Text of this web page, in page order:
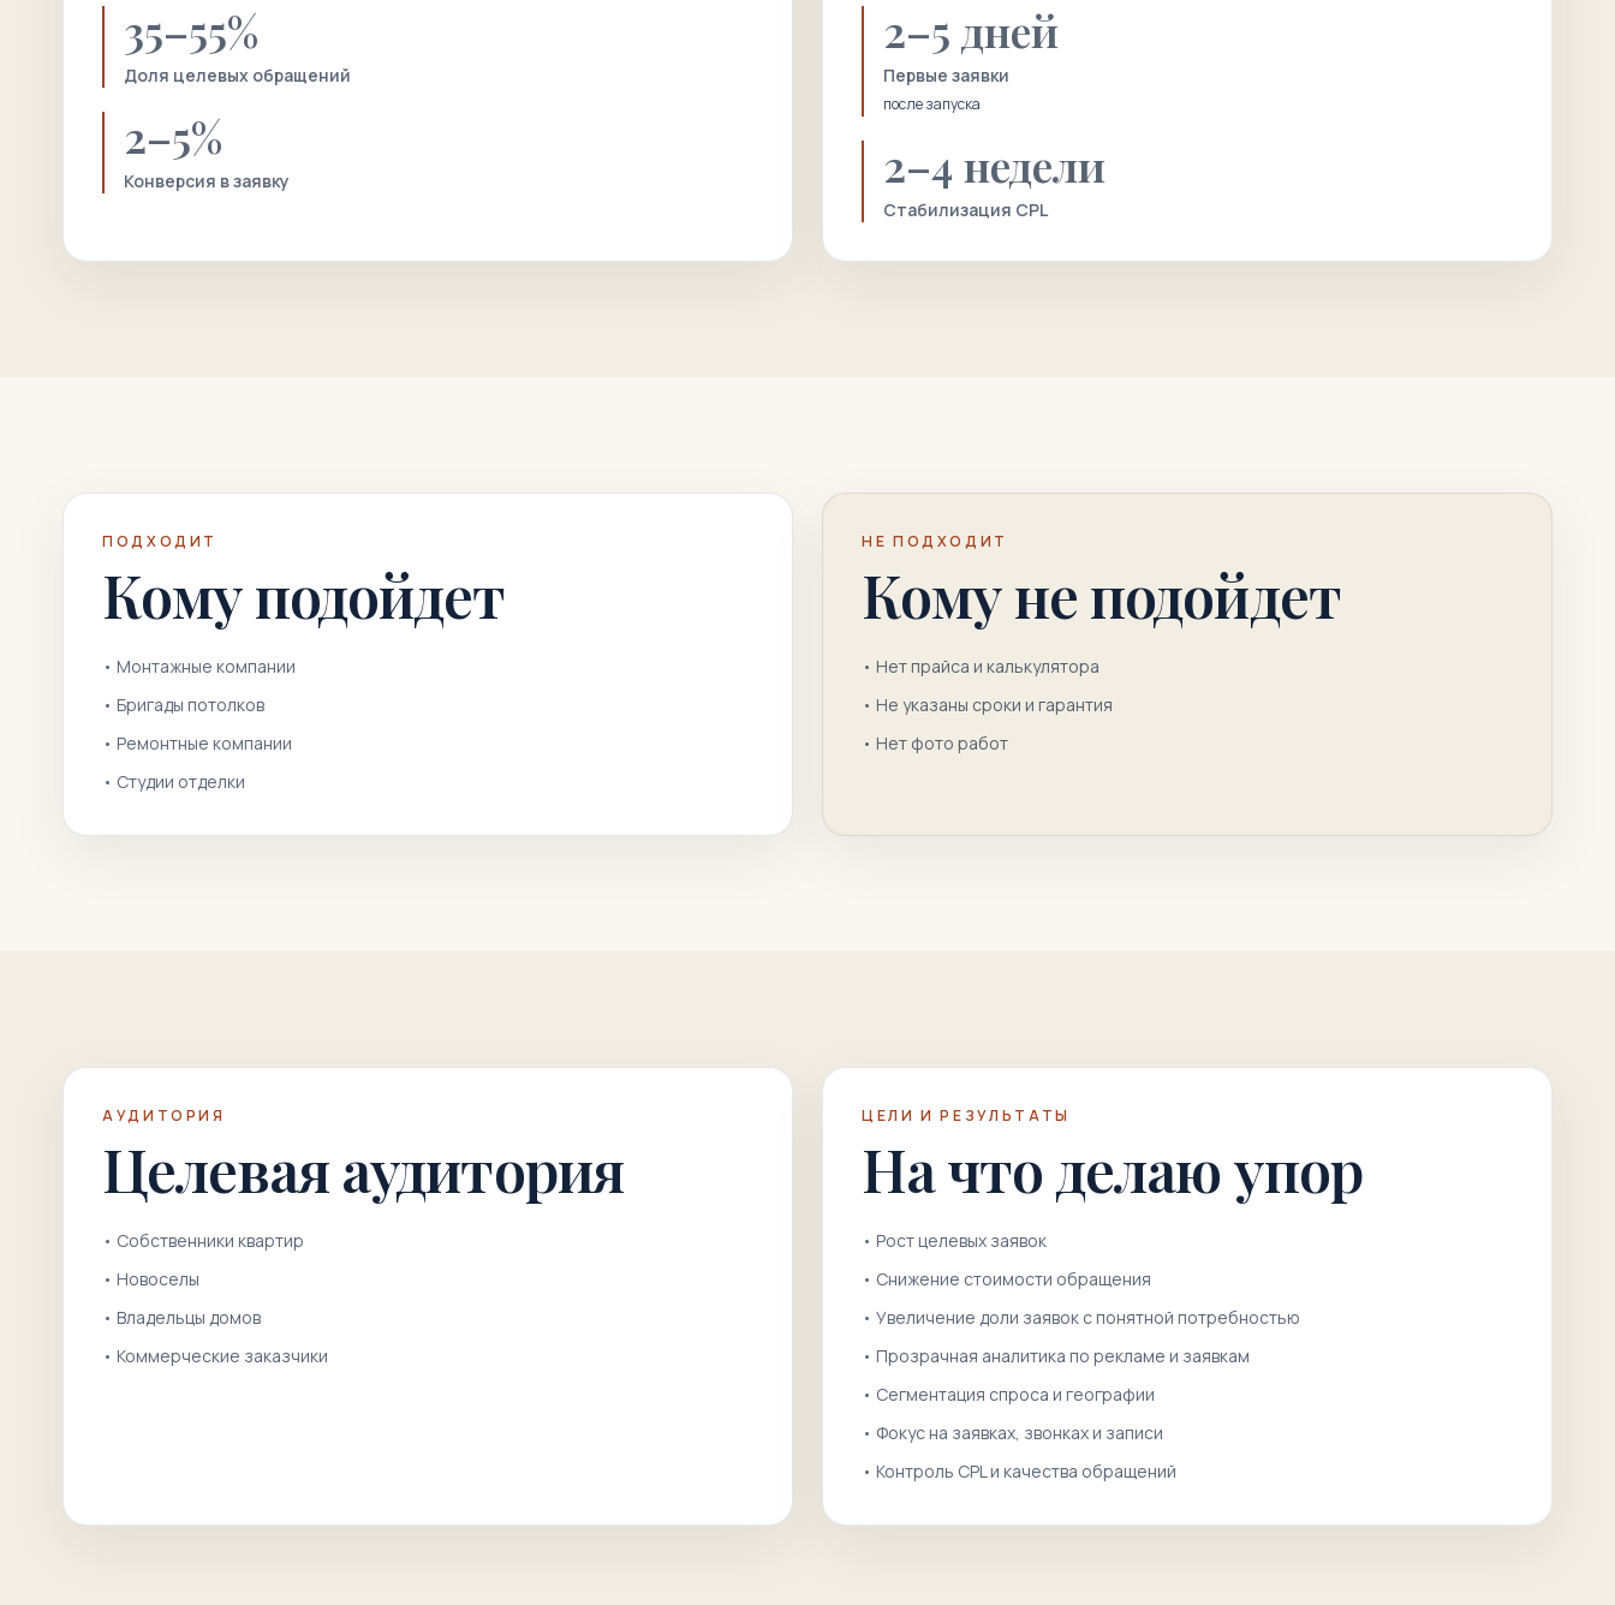
35–55%
Доля целевых обращений
2–5%
Конверсия в заявку
2–5 дней
Первые заявки
после запуска
2–4 недели
Стабилизация CPL
ПОДХОДИТ
Кому подойдет
• Монтажные компании
• Бригады потолков
• Ремонтные компании
• Студии отделки
НЕ ПОДХОДИТ
Кому не подойдет
• Нет прайса и калькулятора
• Не указаны сроки и гарантия
• Нет фото работ
АУДИТОРИЯ
Целевая аудитория
• Собственники квартир
• Новоселы
• Владельцы домов
• Коммерческие заказчики
ЦЕЛИ И РЕЗУЛЬТАТЫ
На что делаю упор
• Рост целевых заявок
• Снижение стоимости обращения
• Увеличение доли заявок с понятной потребностью
• Прозрачная аналитика по рекламе и заявкам
• Сегментация спроса и географии
• Фокус на заявках, звонках и записи
• Контроль CPL и качества обращений